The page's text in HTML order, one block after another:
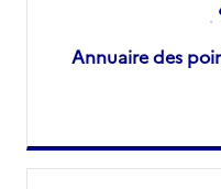
Annuaire des